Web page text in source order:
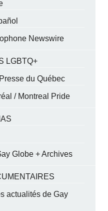
Newswire
LGBTQ+
du Québec
/ Montreal Pride
Globe + Archives
actualités de Gay